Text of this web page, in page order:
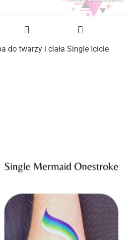
do twarzy i ciała Single Icicle